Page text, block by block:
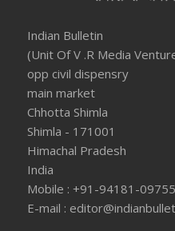
Indian Bulletin
(Unit Of V .R Media
opp civil dispensry
main market
Chhotta Shimla
Shimla - 171001
Himachal Pradesh
India
Mobile : +91-94181-
E-mail :